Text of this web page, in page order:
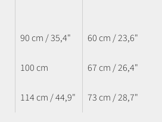
90 cm / 35,4" 60 cm / 23,6"
100 cm 67 cm / 26,4"
114 cm / 44,9" 73 cm / 28,7"